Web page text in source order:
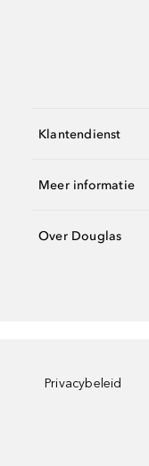
Klantendienst
Meer informatie
Over Douglas
Privacybeleid